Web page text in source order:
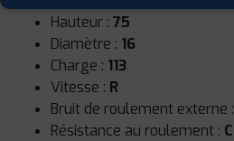
Hauteur : 75
Diamètre : 16
Charge : 113
Vitesse : R
Bruit de roulement externe :
Résistance au roulement : C